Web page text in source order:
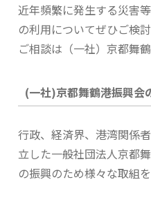
近年頻繁に発生する災害
の利用についてぜひご検討
ご相談は（一社）京都舞
(一社)京都舞鶴港振興会
行政、経済界、港湾関係
立した一般社団法人京都
の振興のため様々な取組